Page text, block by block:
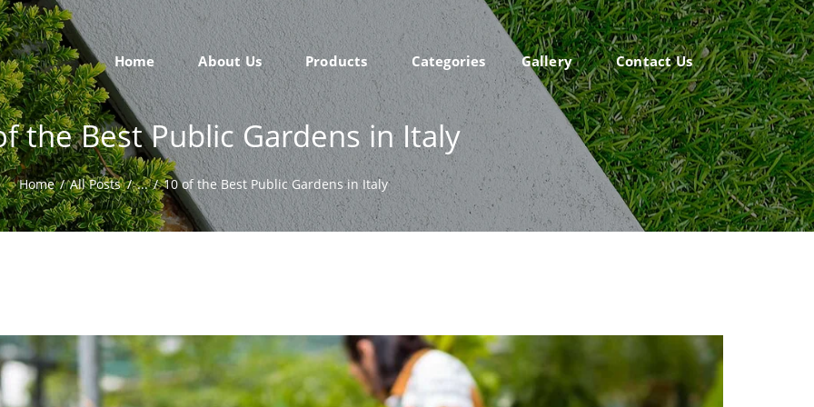
Home About Us Products Categories Gallery Contact Us
the Best Public Gardens in Italy
Home All Posts ... 10 of the Best Public Gardens in Italy
BHASKARA BIOTECH
CATEGORIES
GALLERY
CONTACT US